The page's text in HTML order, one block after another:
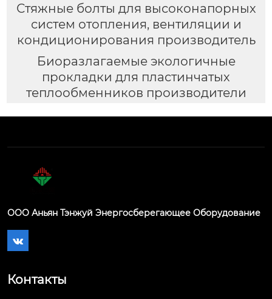
Стяжные болты для высоконапорных
систем отопления, вентиляции и
кондиционирования производитель
Биоразлагаемые экологичные
прокладки для пластинчатых
теплообменников производители
ООО Аньян Тэнжуй Энергосберегающее Оборудование

Контакты